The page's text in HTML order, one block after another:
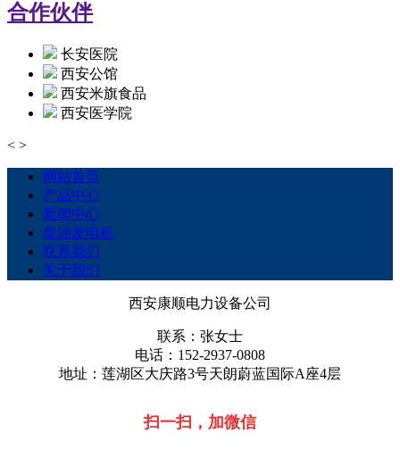
合作伙伴
长安医院
西安公馆
西安米旗食品
西安医学院
< >
网站首页
产品中心
新闻中心
柴油发电机
联系我们
关于我们
西安康顺电力设备公司
联系：张女士
电话：152-2937-0808
地址：莲湖区大庆路3号天朗蔚蓝国际A座4层
扫一扫，加微信